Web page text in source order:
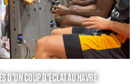
D’UN COUP D’ÉCLAT AU HAVRE